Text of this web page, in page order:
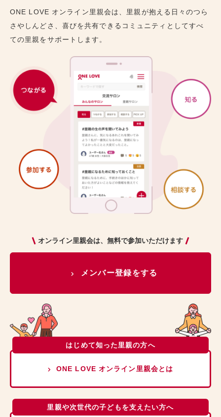
ONE LOVE オンライン里親会は、里親が抱える日々のつら
さやしんどさ、喜びを共有できるコミュニティとしてすべ
ての里親をサポートします。
オンライン里親会は、無料で参加いただけます
メンバー登録をする
はじめて知った里親の方へ
ONE LOVE オンライン里親会とは
里親や次世代の子どもを支えたい方へ